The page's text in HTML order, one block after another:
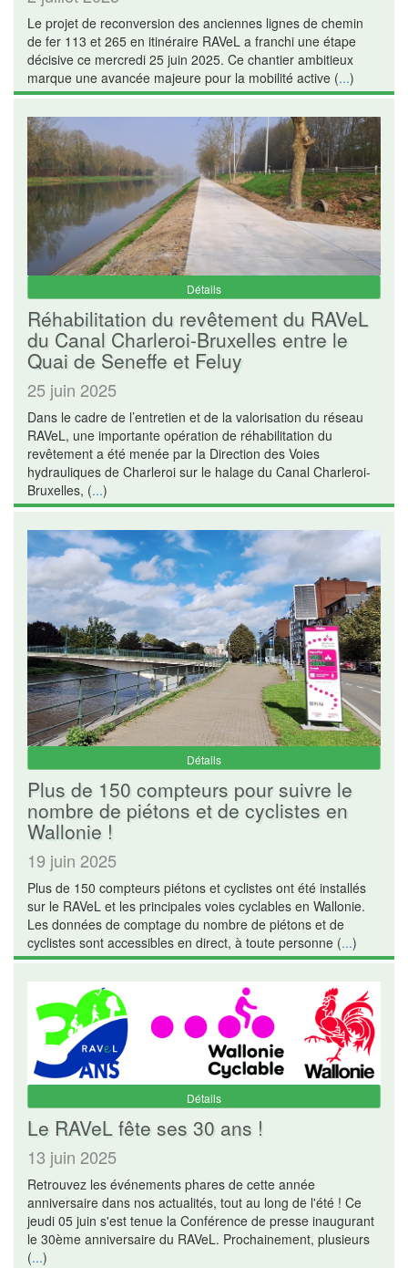
Le projet de reconversion des anciennes lignes de chemin
de fer 113 et 265 en itinéraire RAVeL a franchi une étape
décisive ce mercredi 25 juin 2025. Ce chantier ambitieux
marque une avancée majeure pour la mobilité active (...)
Détails
Réhabilitation du revêtement du RAVeL
du Canal Charleroi-Bruxelles entre le
Quai de Seneffe et Feluy
25 juin 2025
Dans le cadre de l’entretien et de la valorisation du réseau
RAVeL, une importante opération de réhabilitation du
revêtement a été menée par la Direction des Voies
hydrauliques de Charleroi sur le halage du Canal Charleroi-
Bruxelles, (...)
Détails
Plus de 150 compteurs pour suivre le
nombre de piétons et de cyclistes en
Wallonie !
19 juin 2025
Plus de 150 compteurs piétons et cyclistes ont été installés
sur le RAVeL et les principales voies cyclables en Wallonie.
Les données de comptage du nombre de piétons et de
cyclistes sont accessibles en direct, à toute personne (...)
Détails
Le RAVeL fête ses 30 ans !
13 juin 2025
Retrouvez les événements phares de cette année
anniversaire dans nos actualités, tout au long de l'été ! Ce
jeudi 05 juin s'est tenue la Conférence de presse inaugurant
le 30ème anniversaire du RAVeL. Prochainement, plusieurs
(...)